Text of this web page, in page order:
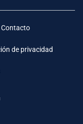
Contacto
de privacidad